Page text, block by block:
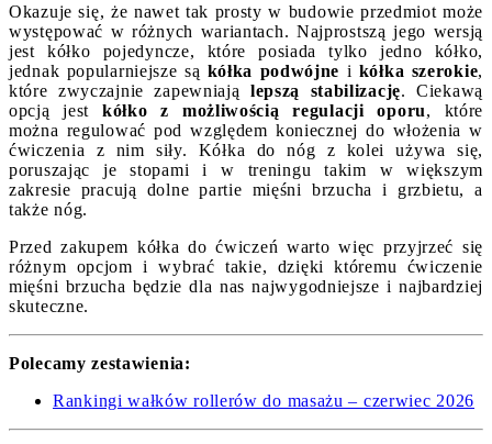
Okazuje się, że nawet tak prosty w budowie przedmiot może
występować w różnych wariantach. Najprostszą jego wersją
jest kółko pojedyncze, które posiada tylko jedno kółko,
jednak popularniejsze są kółka podwójne i kółka szerokie,
które zwyczajnie zapewniają lepszą stabilizację. Ciekawą
opcją jest kółko z możliwością regulacji oporu, które
można regulować pod względem koniecznej do włożenia w
ćwiczenia z nim siły. Kółka do nóg z kolei używa się,
poruszając je stopami i w treningu takim w większym
zakresie pracują dolne partie mięśni brzucha i grzbietu, a
także nóg.
Przed zakupem kółka do ćwiczeń warto więc przyjrzeć się
różnym opcjom i wybrać takie, dzięki któremu ćwiczenie
mięśni brzucha będzie dla nas najwygodniejsze i najbardziej
skuteczne.
Polecamy zestawienia:
Rankingi wałków rollerów do masażu – czerwiec 2026